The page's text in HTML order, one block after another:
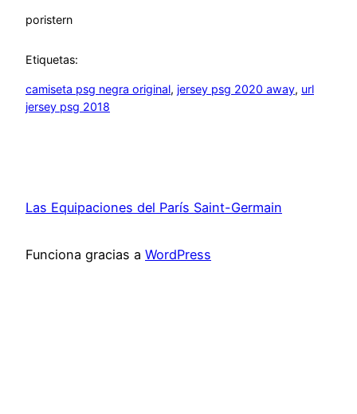
poristern
Etiquetas:
camiseta psg negra original, jersey psg 2020 away, url
jersey psg 2018
Las Equipaciones del París Saint-Germain
Funciona gracias a WordPress